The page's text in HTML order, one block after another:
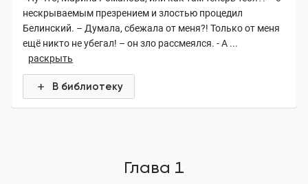
нескрываемым презрением и злостью процедил
Белинский. – Думала, сбежала от меня?! Только от меня
ещё никто не убегал! – он зло рассмеялся. - А ...
раскрыть
В библиотеку
Глава 1